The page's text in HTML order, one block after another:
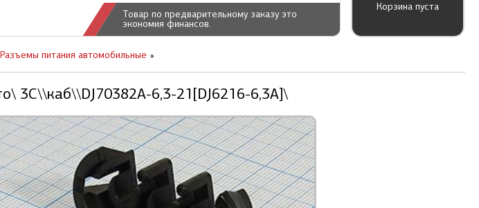
Товар по предварительному заказу это
экономия финансов.
Корзина пуста
3C\\каб\\DJ70382A-6,3-21[DJ6216-6,3A]\
Разъемы питания автомобильные